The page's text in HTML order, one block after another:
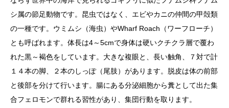
シ属の節足動物です。昆虫ではなく、エビやカニの仲間の甲殻類
の一種です。ウミムシ（海虫）やWharf Roach（ワーフローチ）
とも呼ばれます。体長は4～5cmで身体は硬いクチクラ層で覆わ
れた黒～褐色をしています。大きな複眼と、長い触角、７対で計
１４本の脚、２本のしっぽ（尾肢）があります。脱皮は体の前部
と後部を分けて行います。腸にある分泌細胞から糞として出た集
合フェロモンで群れる習性があり、集団行動を取ります。